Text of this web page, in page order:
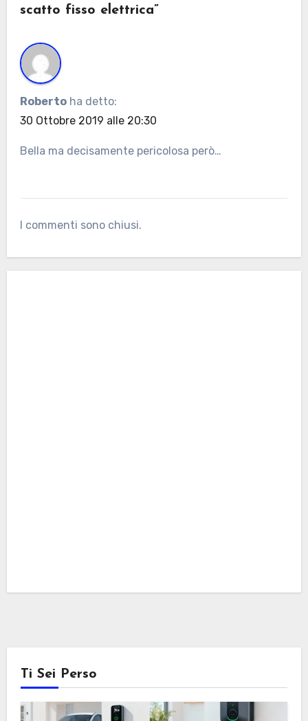
scatto fisso elettrica”
Roberto ha detto:
30 Ottobre 2019 alle 20:30
Bella ma decisamente pericolosa però…
I commenti sono chiusi.
Ti Sei Perso